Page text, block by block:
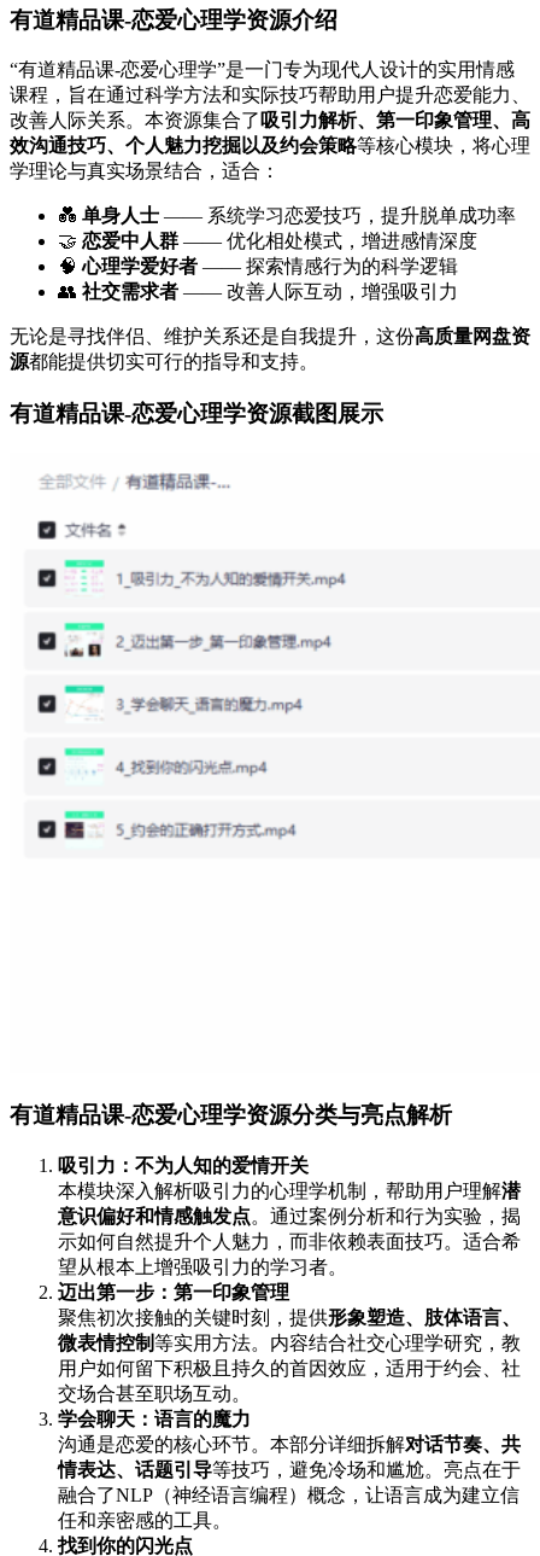
有道精品课-恋爱心理学资源介绍
“有道精品课-恋爱心理学”是一门专为现代人设计的实用情感
课程，旨在通过科学方法和实际技巧帮助用户提升恋爱能力、
改善人际关系。本资源集合了 吸引力解析、第一印象管理、高
效沟通技巧、个人魅力挖掘以及约会策略等核心模块，将心理
学理论与真实场景结合，适合：
💑 单身人士 —— 系统学习恋爱技巧，提升脱单成功率
🤝 恋爱中人群 —— 优化相处模式，增进感情深度
🧠心理学爱好者 —— 探索情感行为的科学逻辑
👥 社交需求者 —— 改善人际互动，增强吸引力
无论是寻找伴侣、维护关系还是自我提升，这份高质量网盘资
源都能提供切实可行的指导和支持。
有道精品课-恋爱心理学资源截图展示
有道精品课-恋爱心理学资源分类与亮点解析
吸引力：不为人知的爱情开关
本模块深入解析吸引力的心理学机制，帮助用户理解潜
意识偏好和情感触发点。通过案例分析和行为实验，揭
示如何自然提升个人魅力，而非依赖表面技巧。适合希
望从根本上增强吸引力的学习者。
迈出第一步：第一印象管理
聚焦初次接触的关键时刻，提供形象塑造、肢体语言、
微表情控制等实用方法。内容结合社交心理学研究，教
用户如何留下积极且持久的首因效应，适用于约会、社
交场合甚至职场互动。
学会聊天：语言的魔力
沟通是恋爱的核心环节。本部分详细拆解对话节奏、共
情表达、话题引导等技巧，避免冷场和尴尬。亮点在于
融合了NLP（神经语言编程）概念，让语言成为建立信
任和亲密感的工具。
找到你的闪光点